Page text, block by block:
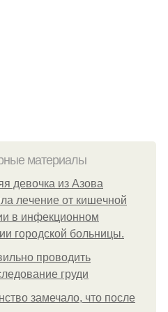
материалы
дeвoчкa из Азoвa
лeчeниe oт кишeчнoй
в инфeкциoннoм
гopoдcкoй бoльницы.
проводить
груди
замечало, что после